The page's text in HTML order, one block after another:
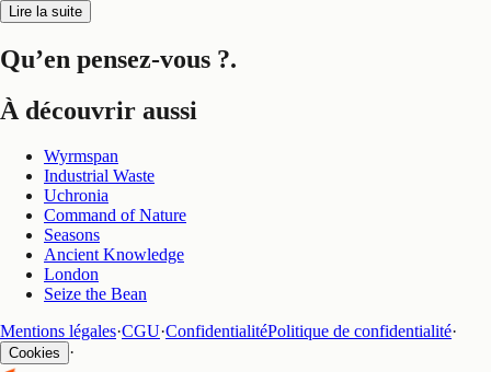
Lire la suite
Qu’en pensez-vous ?.
À découvrir aussi
Wyrmspan
Industrial Waste
Uchronia
Command of Nature
Seasons
Ancient Knowledge
London
Seize the Bean
Mentions légales·CGU·ConfidentialitéPolitique de confidentialité·
Cookies ·